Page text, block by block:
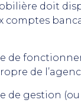
doit
comptes
de
de
de gestion